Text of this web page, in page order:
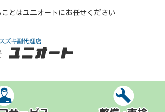
とはユニオートにお任せください